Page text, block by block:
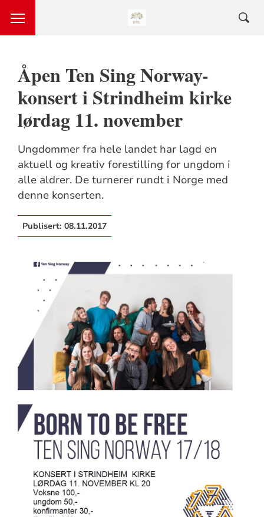
Åpen Ten Sing Norway-
konsert i Strindheim kirke
lørdag 11. november
Ungdommer fra hele landet har lagd en
aktuell og kreativ forestilling for ungdom i
alle aldrer. De turnerer rundt i Norge med
denne konserten.
Publisert: 08.11.2017